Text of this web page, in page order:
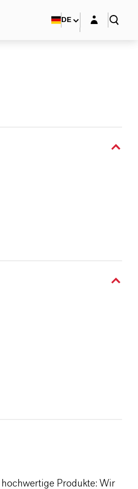
DE Login-Maske
Produkte: Wir